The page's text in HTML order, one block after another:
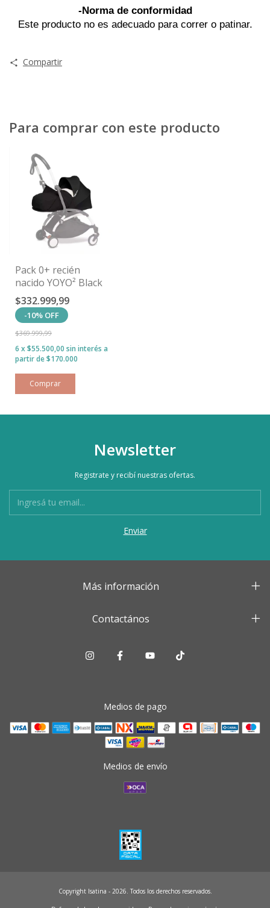
-Norma de conformidad
Este producto no es adecuado para correr o patinar.
Compartir
Para comprar con este producto
Pack 0+ recién
nacido YOYO² Black
$332.999,99
-10% OFF
$369.999,99
6 x$55.500,00 sin interés
Newsletter
Registrate y recibí nuestras ofertas.
Más información
Contactános
Medios de pago
Medios de envío
Copyright Isatina - 2026. Todos los derechos reservados.